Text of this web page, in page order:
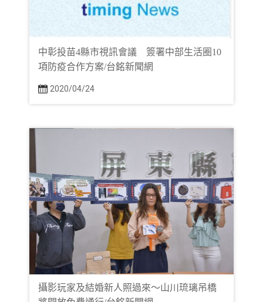
中彰投苗4縣市視訊會議 簽署中部生活圈10
項防疫合作方案/台銘新聞網
2020/04/24
攝影玩家及結婚新人照過來～山川琉璃吊橋